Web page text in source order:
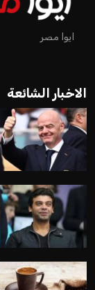
ايوا مصر
الاخبار الشائعة